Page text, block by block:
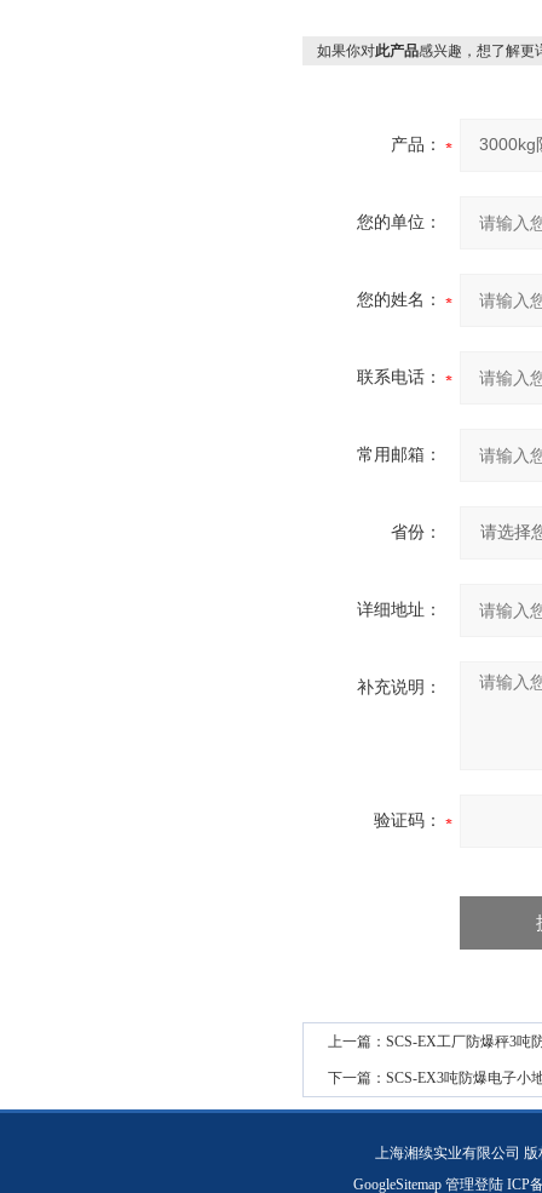
如果你对此产品感兴趣，想了解更
产品：
您的单位：
您的姓名：
联系电话：
常用邮箱：
省份：
详细地址：
补充说明：
验证码：
上一篇： SCS-EX工厂防爆秤3吨
下一篇： SCS-EX3吨防爆电子小
上海湘续实业有限公司
GoogleSitemap 管理登陆ICP